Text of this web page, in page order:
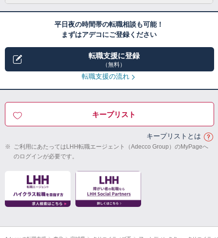
平日夜の時間帯の転職相談も可能！
まずはアデコにご登録ください
転職支援に登録
（無料）
転職支援の流れ
キープリスト
キープリストとは
※ ご利用にあたってはLHH転職エージェント（Adecco Group）のMyPageへ
のログインが必要です。